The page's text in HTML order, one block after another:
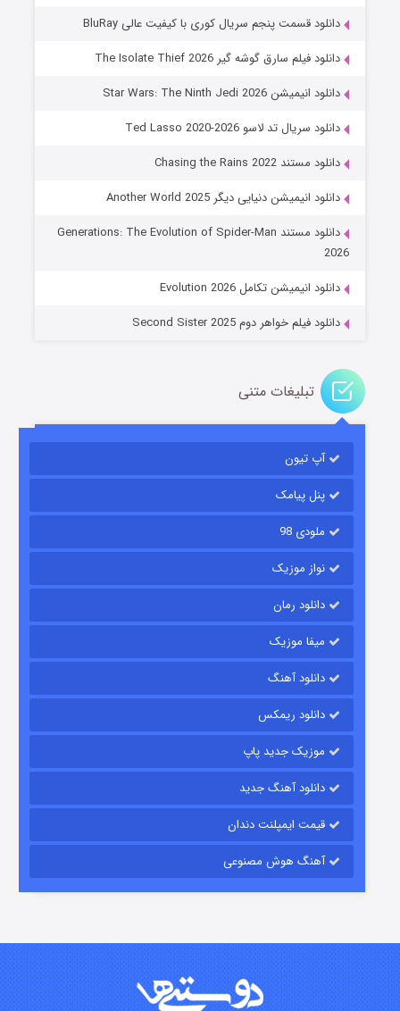
جادوگری در مغولستان
قسمت۱۴ (زیرنویس) منتشر شد
باب اسفنجی فصل ۱۷
قسمت۶ (زیرنویس) منتشر شد
قسمت۱۵ (دوبله) منتشر شد
دانلود قسمت پنجم سریال کوری با کیفیت عالی BluRay
دانلود فیلم سارق گوشه گیر The Isolate Thief 2026
دانلود انیمیشن Star Wars: The Ninth Jedi 2026
دانلود سریال تد لاسو Ted Lasso 2020-2026
دانلود مستند Chasing the Rains 2022
دانلود انیمیشن دنیایی دیگر Another World 2025
دانلود مستند Generations: The Evolution of Spider-Man
2026
دانلود انیمیشن تکامل Evolution 2026
دانلود فیلم خواهر دوم Second Sister 2025
تبلیغات متنی
آپ تیون
پنل پیامک
ملودی 98
نواز موزیک
دانلود رمان
میفا موزیک
دانلود آهنگ
دانلود ریمکس
موزیک جدید پاپ
دانلود آهنگ جدید
قیمت ایمپلنت دندان
آهنگ هوش مصنوعی